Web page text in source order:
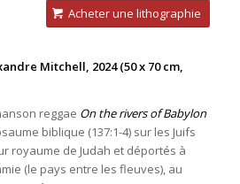
Acheter une lithographie
Mitchell, 2024(50 x 70 cm,
reggae On the rivers of Babylon
biblique (137:1-4) sur les Juifs
royaume de Judah et déportés à
(le pays entre les fleuves), au